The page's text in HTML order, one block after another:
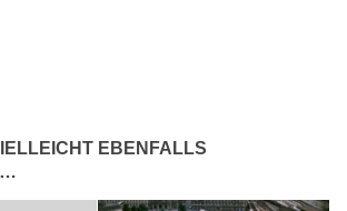
EBENFALLS
…